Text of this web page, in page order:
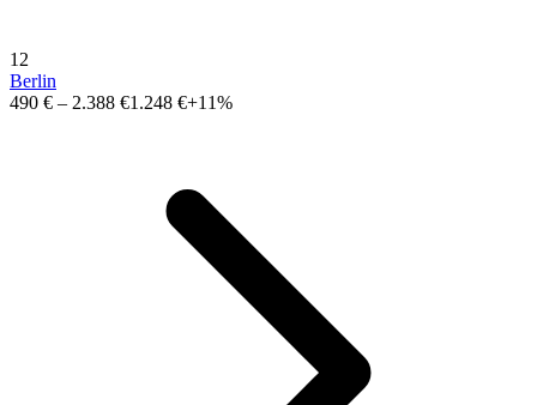
12
Berlin
490 € – 2.388 €1.248 €+11%